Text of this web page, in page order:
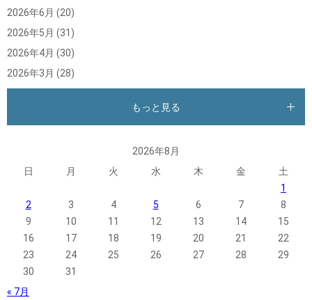
2026年6月 (20)
2026年5月 (31)
2026年4月 (30)
2026年3月 (28)
もっと見る
2026年8月
日
月 火 水 木 金
土
1
2
3 4 5 6 7
8
9
10 11 12 13 14
15
16
17 18 19 20 21
22
23
24 25 26 27 28
29
30
31
« 7月